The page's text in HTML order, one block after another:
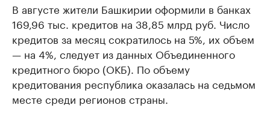
В августе жители Башкирии оформили в банках
169,96 тыс. кредитов на 38,85 млрд руб. Число
кредитов за месяц сократилось на 5%, их объем
— на 4%, следует из данных Объединенного
кредитного бюро (ОКБ). По объему
кредитования республика оказалась на седьмом
месте среди регионов страны.